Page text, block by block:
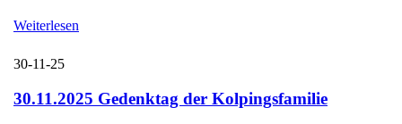
Weiterlesen
30-11-25
30.11.2025 Gedenktag der Kolpingsfamilie